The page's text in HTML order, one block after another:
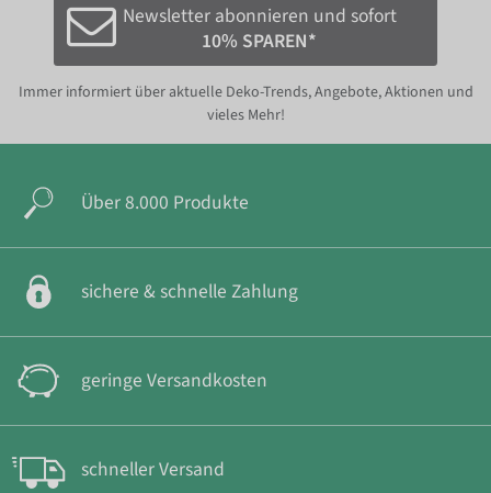
Newsletter abonnieren und sofort
10% SPAREN*
Immer informiert über aktuelle Deko-Trends, Angebote, Aktionen und
vieles Mehr!
Über 8.000 Produkte
sichere & schnelle Zahlung
geringe Versandkosten
schneller Versand